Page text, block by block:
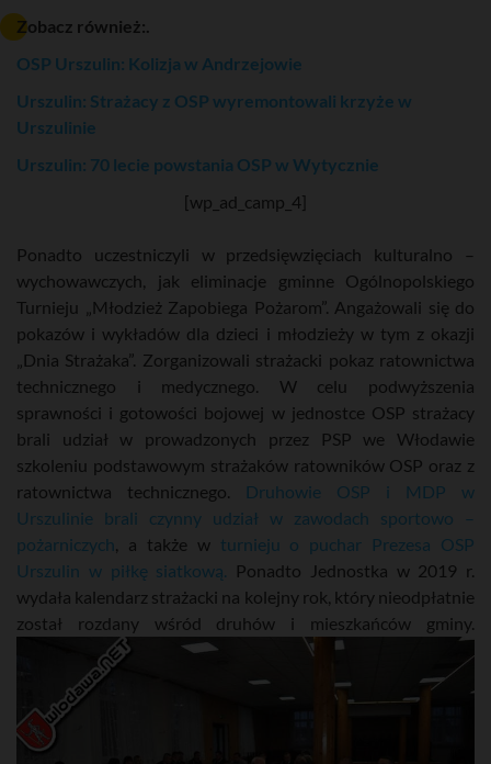
Zobacz również:.
OSP Urszulin: Kolizja w Andrzejowie
Urszulin: Strażacy z OSP wyremontowali krzyże w
Urszulinie
Urszulin: 70 lecie powstania OSP w Wytycznie
[wp_ad_camp_4]
Ponadto uczestniczyli w przedsięwzięciach kulturalno –
wychowawczych, jak eliminacje gminne Ogólnopolskiego
Turnieju „Młodzież Zapobiega Pożarom”. Angażowali się do
pokazów i wykładów dla dzieci i młodzieży w tym z okazji
„Dnia Strażaka”. Zorganizowali strażacki pokaz ratownictwa
technicznego i medycznego. W celu podwyższenia
sprawności i gotowości bojowej w jednostce OSP strażacy
brali udział w prowadzonych przez PSP we Włodawie
szkoleniu podstawowym strażaków ratowników OSP oraz z
ratownictwa technicznego.
Druhowie OSP i MDP w
Urszulinie brali czynny udział w zawodach sportowo –
pożarniczych , a także w turnieju o puchar Prezesa OSP
Urszulin w piłkę siatkową. Ponadto Jednostka w 2019 r.
wydała kalendarz strażacki na kolejny rok, który nieodpłatnie
został rozdany wśród druhów i mieszkańców gminy.